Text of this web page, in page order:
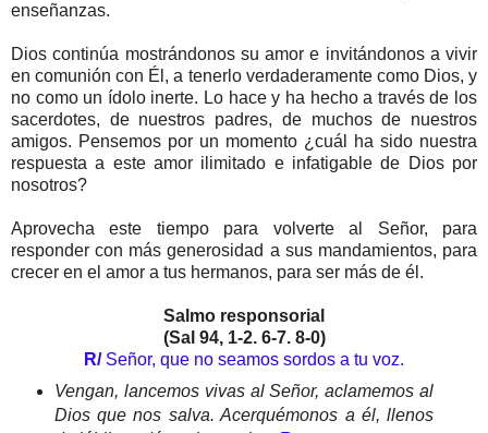
enseñanzas.
Dios continúa mostrándonos su amor e invitándonos a vivir
en comunión con Él, a tenerlo verdaderamente como Dios, y
no como un ídolo inerte. Lo hace y ha hecho a través de los
sacerdotes, de nuestros padres, de muchos de nuestros
amigos. Pensemos por un momento ¿cuál ha sido nuestra
respuesta a este amor ilimitado e infatigable de Dios por
nosotros?
Aprovecha este tiempo para volverte al Señor, para
responder con más generosidad a sus mandamientos, para
crecer en el amor a tus hermanos, para ser más de él.
Salmo responsorial
(Sal 94, 1-2. 6-7. 8-0)
R/Señor, que no seamos sordos a tu voz.
Vengan, lancemos vivas al Señor, aclamemos al
Dios que nos salva. Acerquémonos a él, llenos